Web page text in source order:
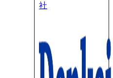
社